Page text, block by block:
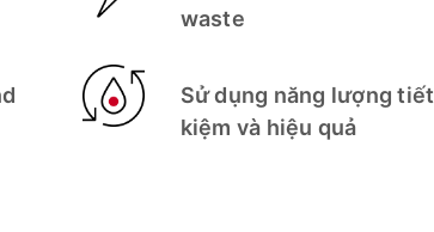
waste
Sử dụng năng lượng tiết
kiệm và hiệu quả